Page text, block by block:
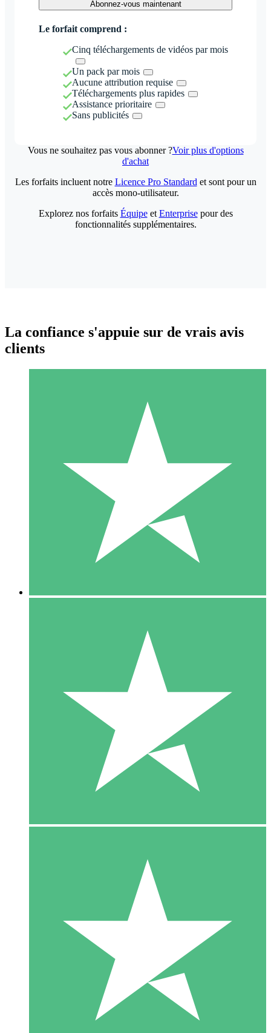
Abonnez-vous maintenant
Le forfait comprend :
Cinq téléchargements de vidéos par mois
Un pack par mois
Aucune attribution requise
Téléchargements plus rapides
Assistance prioritaire
Sans publicités
Vous ne souhaitez pas vous abonner ?Voir plus d'options
d'achat
Packs de Crédits Individuels
Payez à l'utilisation avec des crédits de téléchargement. Sans
1 Téléchargement
10 00
10 Téléchargements
20 00
Les forfaits incluent notre Licence Pro Standard et sont pour un
accès mono-utilisateur.
Explorez nos forfaits Équipeet Enterprisepour des
fonctionnalités supplémentaires.
La confiance s'appuie sur de vrais avis
clients